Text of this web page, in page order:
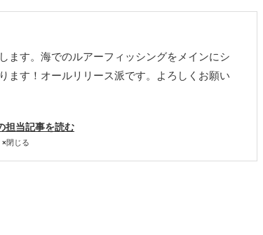
ます。海でのルアーフィッシングをメインにシ
ます！オールリリース派です。よろしくお願い
担当記事を読む
×閉じる